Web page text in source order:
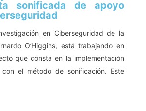
sonificada de apoyo
en Ciberseguridad de la
O’Higgins, está trabajando en
que consta en la implementación
el método de sonificación. Este